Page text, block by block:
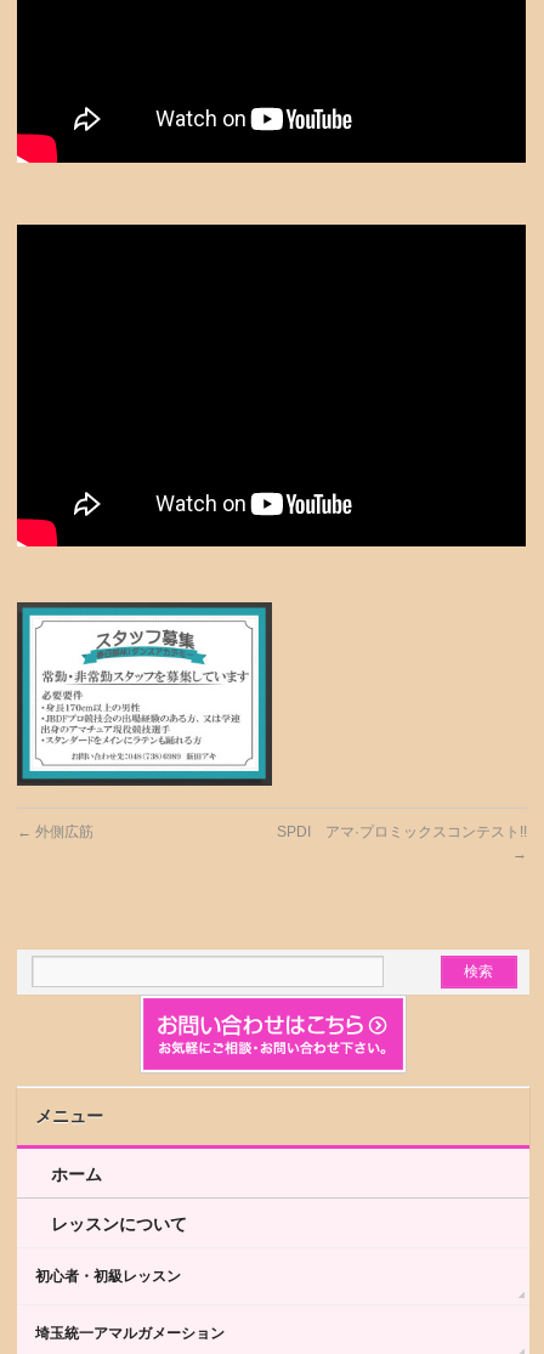
← 外側広筋
SPDI アマ·プロミックスコンテスト!!
→
メニュー
ホーム
レッスンについて
初心者・初級レッスン
埼玉統一アマルガメーション